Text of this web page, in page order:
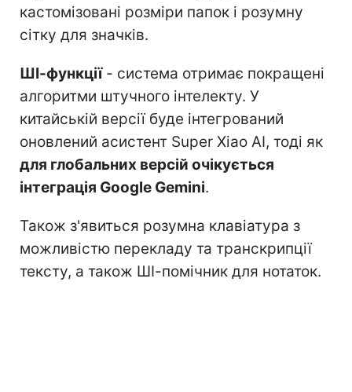
кастомізовані розміри папок і розумну
сітку для значків.
ШІ-функції- система отримає покращені
алгоритми штучного інтелекту. У
китайській версії буде інтегрований
оновлений асистент Super Xiao AI, тоді як
для глобальних версій очікується
інтеграція Google Gemini.
Також з'явиться розумна клавіатура з
можливістю перекладу та транскрипції
тексту, а також ШІ-помічник для нотаток.